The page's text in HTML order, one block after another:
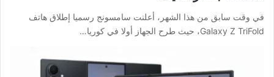
في وقت سابق من هذا الشهر، أعلنت سامسونج رسميا إطلاق هاتف
Galaxy Z TriFold، حيث طرح الجهاز أولا في كوريا…